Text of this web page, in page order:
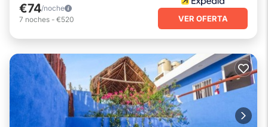
€74/noche
7 noches - €520 VER OFERTA